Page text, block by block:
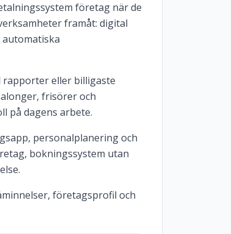
företag när de
framåt: digital
rapporter eller billigaste
frisörer och
på dagens arbete.
personalplanering och
bokningssystem utan
företagsprofil och